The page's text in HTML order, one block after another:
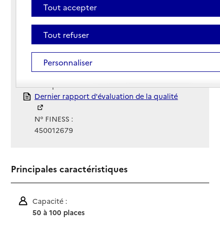
45000 - Orléans
Voir itinéraire
02 38 72 77 00
Contact
Contact
Site Internet
Site internet
Gestionnaire :
Groupe Émeis
Rapport HAS
Dernier rapport d'évaluation de la qualité
N° FINESS :
450012679
Principales caractéristiques
Capacité :
50 à 100 places
Tout accepter
Tout refuser
Personnaliser